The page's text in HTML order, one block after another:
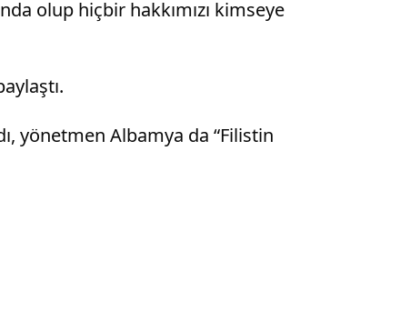
olup hiçbir hakkımızı kimseye
yönetmen Albamya da “Filistin